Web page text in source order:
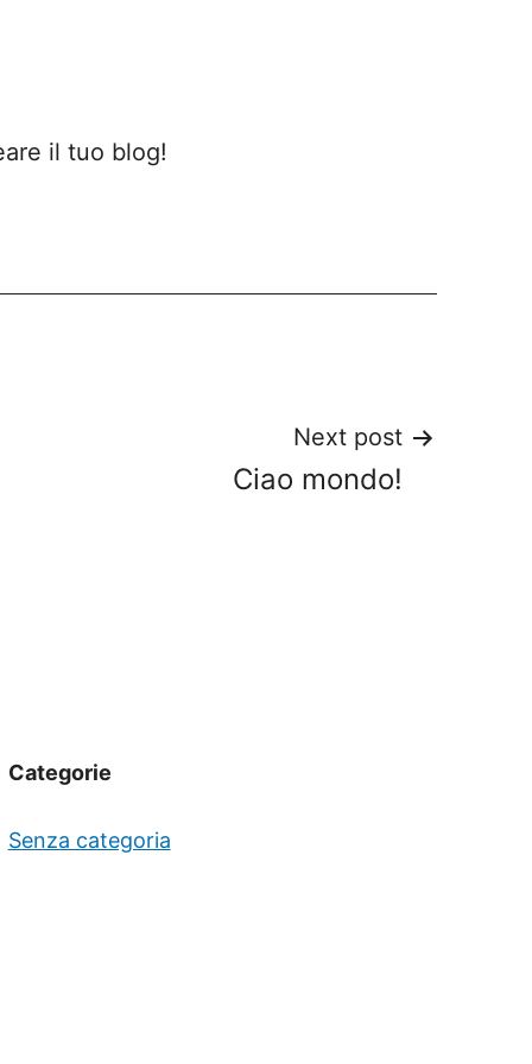
il tuo blog!
Next post
Ciao mondo!
Categorie
Senza categoria